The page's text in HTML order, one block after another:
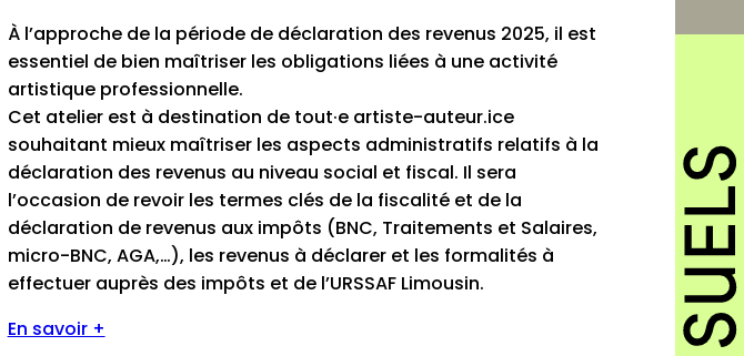
À l’approche de la période de déclaration des revenus 2025, il est
essentiel de bien maîtriser les obligations liées à une activité
artistique professionnelle.
Cet atelier est à destination de tout·e artiste-auteur.ice
souhaitant mieux maîtriser les aspects administratifs relatifs à la
déclaration des revenus au niveau social et fiscal. Il sera
l’occasion de revoir les termes clés de la fiscalité et de la
déclaration de revenus aux impôts (BNC, Traitements et Salaires,
micro-BNC, AGA,…), les revenus à déclarer et les formalités à
effectuer auprès des impôts et de l’URSSAF Limousin.
En savoir +